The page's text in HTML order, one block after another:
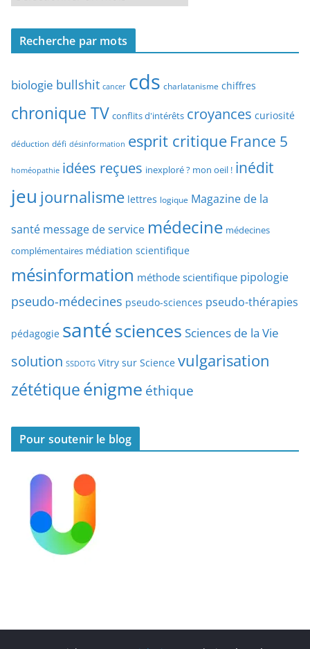
e
a
y
e
d
’
a
i
c
e
c
r
h
p
a
t
e
Recherche par mots
biologie bullshit cancer cds charlatanisme chiffres
chronique TV conflits d'intérêts croyances curiosité
déduction défi désinformation esprit critique France 5
homéopathie idées reçues inexploré ? mon oeil ! inédit
jeu journalisme lettres logique Magazine de la
santé message de service médecine médecines
complémentaires médiation scientifique
mésinformation méthode scientifique pipologie
pseudo-médecines pseudo-sciences pseudo-thérapies
pédagogie santésciences Sciences de la Vie
solution SSDOTG Vitry sur Science vulgarisation
zététiqueénigme éthique
Pour soutenir le blog